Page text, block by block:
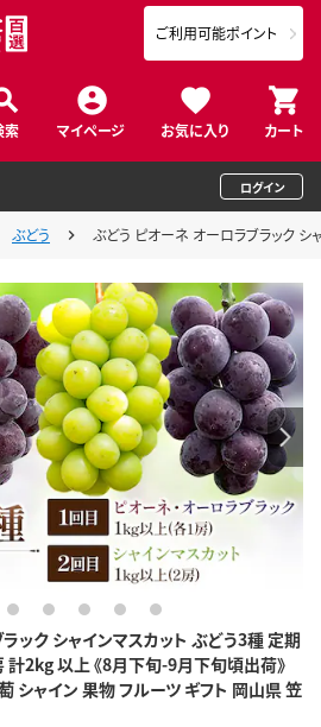
索 マイページ お気に入り カート
ご利用可能ポイント
ログイン
ぶどう ぶどう ピオーネ オーロラブラック
ック シャインマスカット ぶどう3種 定期
2kg 以上 《8月下旬-9月下旬頃出荷》
シャイン 果物 フルーツ ギフト 岡山県 笠
3 4 5 6 7